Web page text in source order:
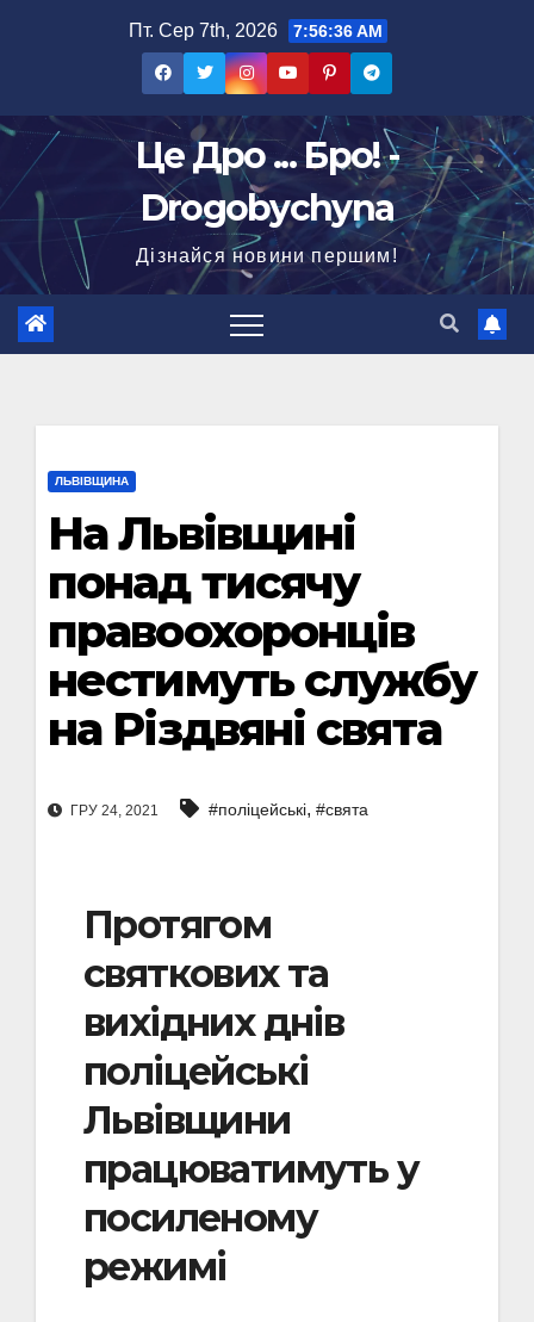
Пт. Сер 7th, 2026 7:56:37 AM
Це Дро ... Бро! -
Drogobychyna
Дізнайся новини першим!
ЛЬВІВЩИНА
На Львівщині
понад тисячу
правоохоронців
нестимуть службу
на Різдвяні свята
ГРУ 24, 2021 #поліцейські, #свята
Протягом
святкових та
вихідних днів
поліцейські
Львівщини
працюватимуть у
посиленому
режимі